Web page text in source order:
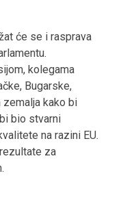
će se i rasprava
kolegama
Bugarske,
kako bi
bio stvarni
na razini EU.
za